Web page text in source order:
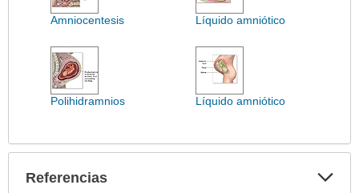
extendido.Amniocentesis Líquido amniótico
Polihidramnios Líquido amniótico
Referencias